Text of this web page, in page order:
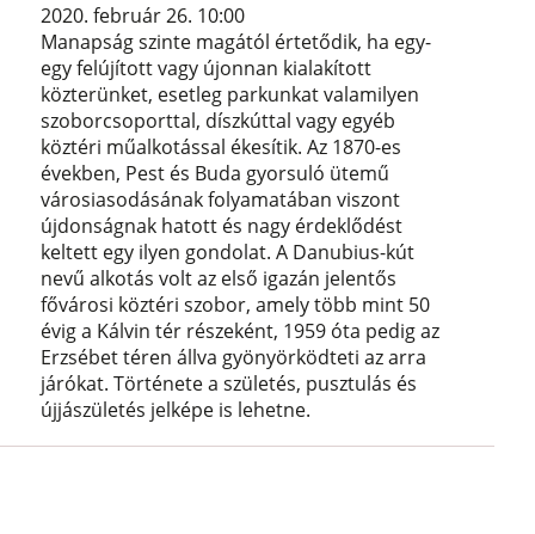
2020. február 26. 10:00
Manapság szinte magától értetődik, ha egy-
egy felújított vagy újonnan kialakított
közterünket, esetleg parkunkat valamilyen
szoborcsoporttal, díszkúttal vagy egyéb
köztéri műalkotással ékesítik. Az 1870-es
években, Pest és Buda gyorsuló ütemű
városiasodásának folyamatában viszont
újdonságnak hatott és nagy érdeklődést
keltett egy ilyen gondolat. A Danubius-kút
nevű alkotás volt az első igazán jelentős
fővárosi köztéri szobor, amely több mint 50
évig a Kálvin tér részeként, 1959 óta pedig az
Erzsébet téren állva gyönyörködteti az arra
járókat. Története a születés, pusztulás és
újjászületés jelképe is lehetne.